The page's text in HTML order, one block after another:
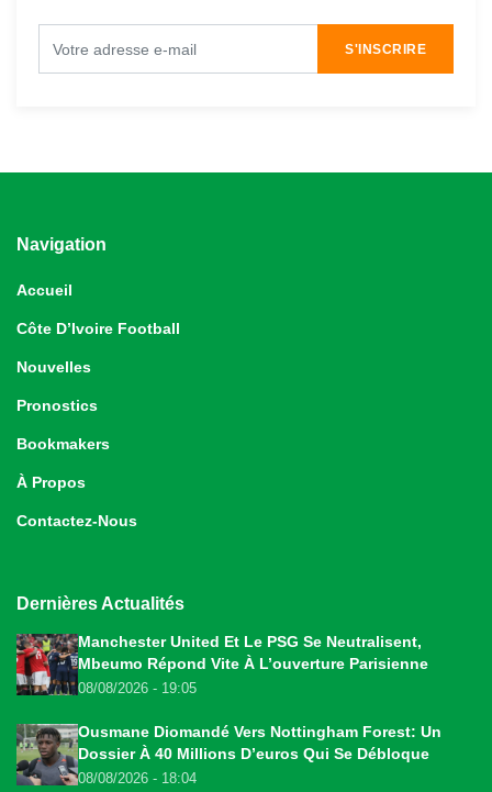
S'INSCRIRE
Navigation
Accueil
Côte D’Ivoire Football
Nouvelles
Pronostics
Bookmakers
À Propos
Contactez-Nous
Dernières Actualités
Manchester United Et Le PSG Se Neutralisent,
Mbeumo Répond Vite À L’ouverture Parisienne
08/08/2026 - 19:05
Ousmane Diomandé Vers Nottingham Forest: Un
Dossier À 40 Millions D’euros Qui Se Débloque
08/08/2026 - 18:04